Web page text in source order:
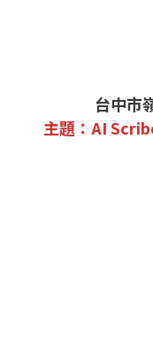
台中市
主題：AI